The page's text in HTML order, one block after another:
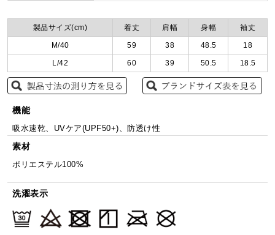
製品サイズ(cm) 着丈 肩幅 身幅 袖丈
M/40 59 38 48.5 18
L/42 60 39 50.5 18.5
機能
吸水速乾、UVケア(UPF50+)、防透け性
素材
ポリエステル100%
洗濯表示